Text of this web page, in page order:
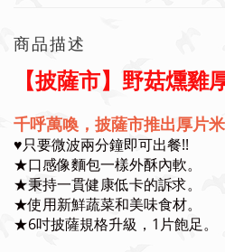
商品描述
【披薩市】野菇燻雞
千呼萬喚，披薩市推出厚片
♥️只要微波兩分鐘即可出餐!!
★口感像麵包一樣外酥內軟。
★秉持一貫健康低卡的訴求。
★使用新鮮蔬菜和美味食材。
★6吋披薩規格升級，1片飽足。